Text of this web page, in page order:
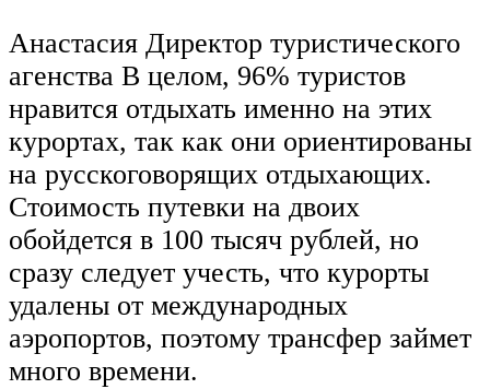
Анастасия Директор туристического
агенства В целом, 96% туристов
нравится отдыхать именно на этих
курортах, так как они ориентированы
на русскоговорящих отдыхающих.
Стоимость путевки на двоих
обойдется в 100 тысяч рублей, но
сразу следует учесть, что курорты
удалены от международных
аэропортов, поэтому трансфер займет
много времени.